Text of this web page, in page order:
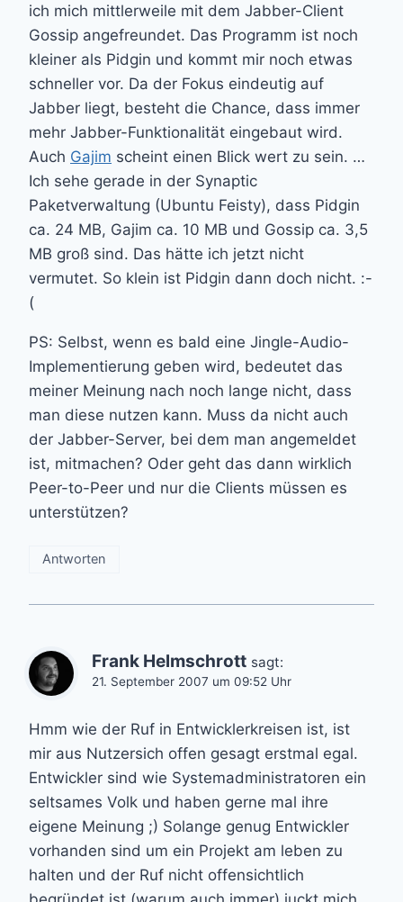
ich mich mittlerweile mit dem Jabber-Client
Gossip angefreundet. Das Programm ist noch
kleiner als Pidgin und kommt mir noch etwas
schneller vor. Da der Fokus eindeutig auf
Jabber liegt, besteht die Chance, dass immer
mehr Jabber-Funktionalität eingebaut wird.
Auch Gajim scheint einen Blick wert zu sein. …
Ich sehe gerade in der Synaptic
Paketverwaltung (Ubuntu Feisty), dass Pidgin
ca. 24 MB, Gajim ca. 10 MB und Gossip ca. 3,5
MB groß sind. Das hätte ich jetzt nicht
vermutet. So klein ist Pidgin dann doch nicht. :-
(
PS: Selbst, wenn es bald eine Jingle-Audio-
Implementierung geben wird, bedeutet das
meiner Meinung nach noch lange nicht, dass
man diese nutzen kann. Muss da nicht auch
der Jabber-Server, bei dem man angemeldet
ist, mitmachen? Oder geht das dann wirklich
Peer-to-Peer und nur die Clients müssen es
unterstützen?
Antworten
Frank Helmschrott sagt:
21. September 2007 um 09:52 Uhr
Hmm wie der Ruf in Entwicklerkreisen ist, ist
mir aus Nutzersich offen gesagt erstmal egal.
Entwickler sind wie Systemadministratoren ein
seltsames Volk und haben gerne mal ihre
eigene Meinung ;) Solange genug Entwickler
vorhanden sind um ein Projekt am leben zu
halten und der Ruf nicht offensichtlich